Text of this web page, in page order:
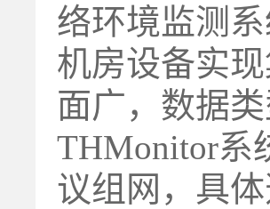
络环境监测
机房设备实
面广，数据
THMonitor系
议组网，具